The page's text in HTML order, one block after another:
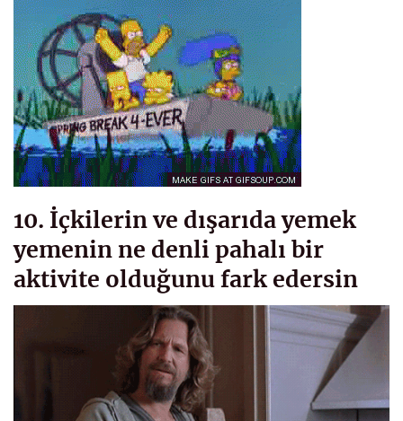
10. İçkilerin ve dışarıda yemek
yemenin ne denli pahalı bir
aktivite olduğunu fark edersin